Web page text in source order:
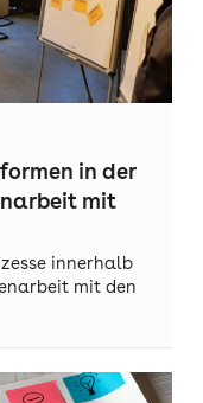
in der
mit
innerhalb
mit den